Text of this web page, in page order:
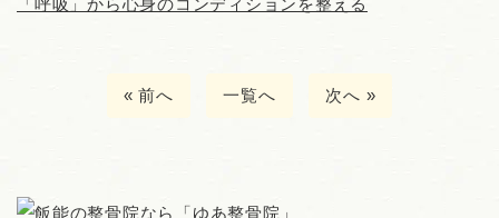
「呼吸」から心身のコンディションを整える
« 前へ 一覧へ 次へ »